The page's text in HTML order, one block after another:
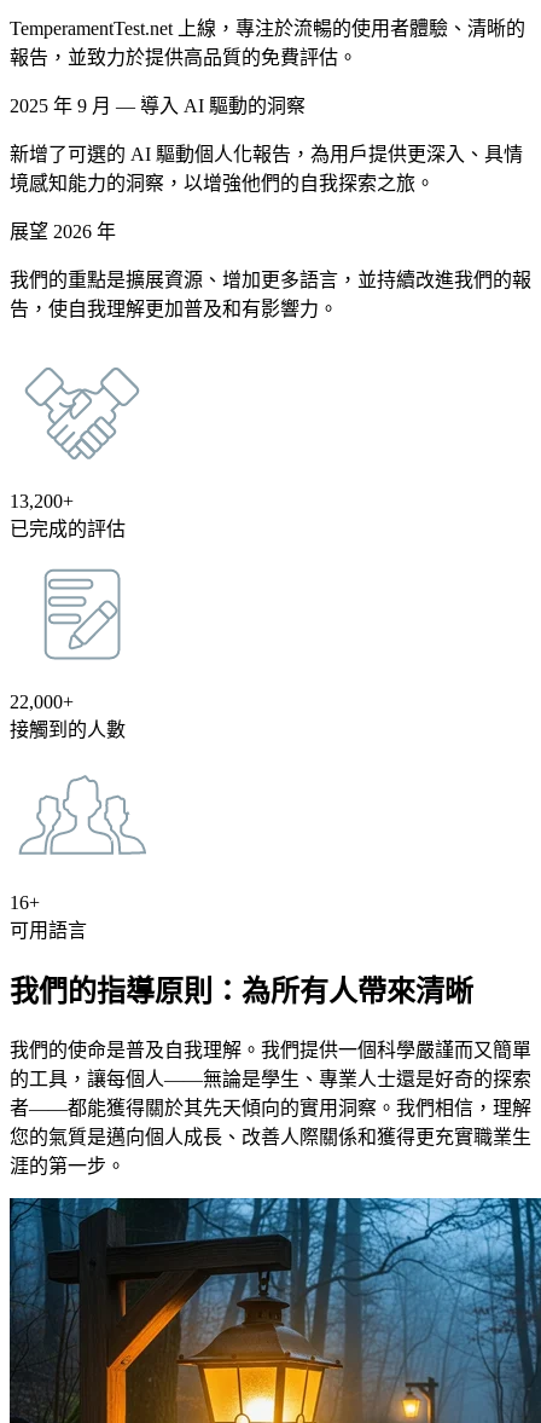
TemperamentTest.net 上線，專注於流暢的使用者體驗、清晰的
報告，並致力於提供高品質的免費評估。
2025 年 9 月 — 導入 AI 驅動的洞察
新增了可選的 AI 驅動個人化報告，為用戶提供更深入、具情
境感知能力的洞察，以增強他們的自我探索之旅。
展望 2026 年
我們的重點是擴展資源、增加更多語言，並持續改進我們的報
告，使自我理解更加普及和有影響力。
13,200+
已完成的評估
22,000+
接觸到的人數
16+
可用語言
我們的指導原則：為所有人帶來清晰
我們的使命是普及自我理解。我們提供一個科學嚴謹而又簡單
的工具，讓每個人——無論是學生、專業人士還是好奇的探索
者——都能獲得關於其先天傾向的實用洞察。我們相信，理解
您的氣質是邁向個人成長、改善人際關係和獲得更充實職業生
涯的第一步。